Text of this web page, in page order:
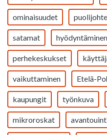
ominaisuudet
satamat hyödyntäminen
perhekeskukset
vaikuttaminen Etelä-
kaupungit työnkuva
mikroroskat